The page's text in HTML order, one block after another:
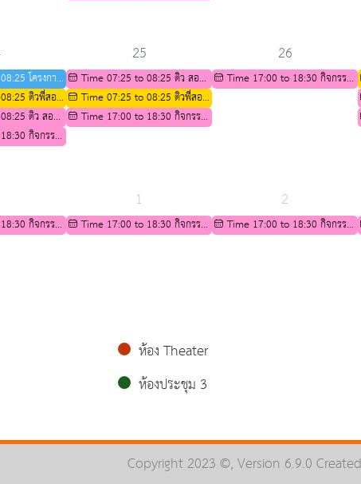
ระดับชั้นมัธยมศึกษาปีที่ 4
โครงการ
ติวพี่สอน
ารศึกษา 2569
ติว สอวน
กิจกรรม
4
25
Time 07:25 to 08:25 ติว สอวน
สาขาคณิตศาสตร์
Time 07:25 to 08:25 ติวพี่สอน
น้องสาขาชีววิทยา ปีการศึกษา 2569
Time 17:00 to 18:30 กิจกรรม
26
Time 17:00 to 18:30 กิจกรรม
กิจกรรม
1
Time 17:00 to 18:30 กิจกรรม
2
Time 17:00 to 18:30 กิจกรรม
ห้อง Theater
ห้องประชุม 3
Copyright 2023 ©, Version 6.9.0